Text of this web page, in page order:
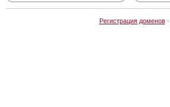
Регистрация доменов·